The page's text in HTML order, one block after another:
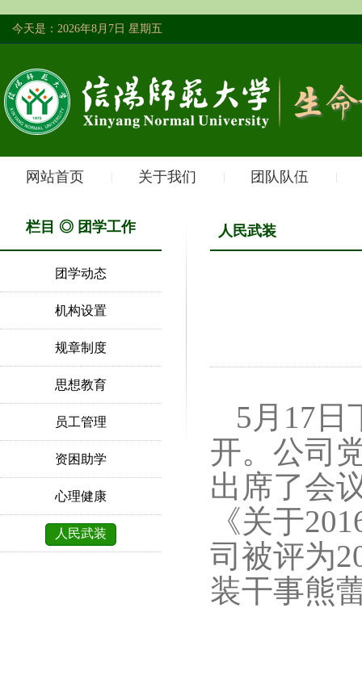
今天是：2026年8月7日 星期五
网站首页 关于我们 团队队伍
栏目 ◎ 团学工作
团学动态
机构设置
规章制度
思想教育
员工管理
资困助学
心理健康
人民武装
人民武装
5 月 17 日
开。公司
出席了会
《关于
司被评为
装干事熊